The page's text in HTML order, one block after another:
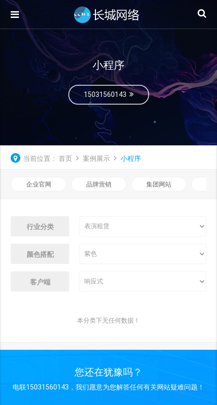
小程序
15031560143
当前位置： 首页 案例展示 小程序
企业官网 品牌营销 集团网站
行业分类
颜色搭配
客户端
本分类下无任何数据！
您还在犹豫吗？
电联15031560143，我们愿意为您解答任何有关网站疑难问题！